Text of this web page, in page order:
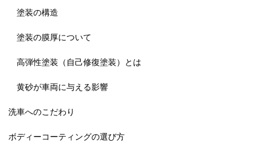
塗装の構造
塗装の膜厚について
高弾性塗装（自己修復塗装）とは
黄砂が車両に与える影響
洗車へのこだわり
ボディーコーティングの選び方